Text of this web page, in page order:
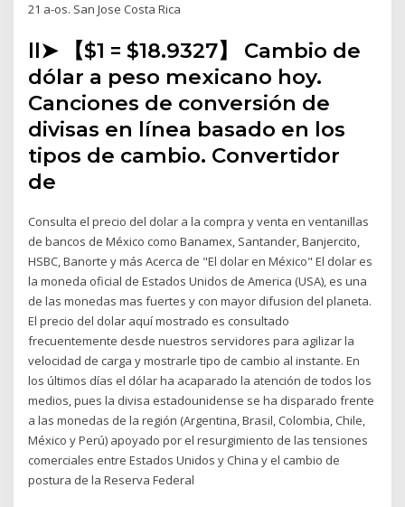
21 a-os. San Jose Costa Rica
ll➤ 【$1 = $18.9327】 Cambio de
dólar a peso mexicano hoy.
Canciones de conversión de
divisas en línea basado en los
tipos de cambio. Convertidor
de
Consulta el precio del dolar a la compra y venta en ventanillas
de bancos de México como Banamex, Santander, Banjercito,
HSBC, Banorte y más Acerca de "El dolar en México" El dolar es
la moneda oficial de Estados Unidos de America (USA), es una
de las monedas mas fuertes y con mayor difusion del planeta.
El precio del dolar aquí mostrado es consultado
frecuentemente desde nuestros servidores para agilizar la
velocidad de carga y mostrarle tipo de cambio al instante. En
los últimos días el dólar ha acaparado la atención de todos los
medios, pues la divisa estadounidense se ha disparado frente
a las monedas de la región (Argentina, Brasil, Colombia, Chile,
México y Perú) apoyado por el resurgimiento de las tensiones
comerciales entre Estados Unidos y China y el cambio de
postura de la Reserva Federal